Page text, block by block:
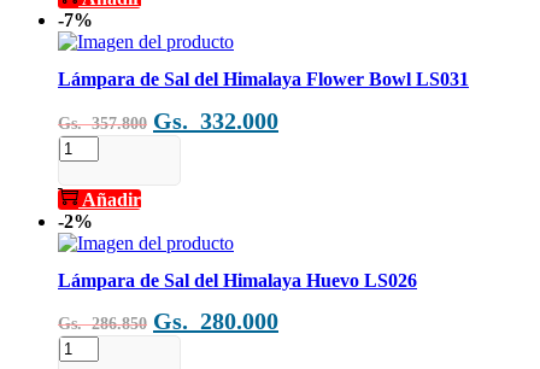
Gs.
379.600.
del
Himalaya
Flor
de
Vida
LS024
cantidad
-7%
Lámpara de Sal del Himalaya Flower Bowl LS031
Gs.357.800 El
Gs.
357.800.
Gs. 332.000El
Lámpara
de
Sal
del
Himalaya
Flower
Bowl
LS031
cantidad
Añadir
-2%
Lámpara de Sal del Himalaya Huevo LS026
Gs.286.850 El
Gs. 280.000El
Lámpara